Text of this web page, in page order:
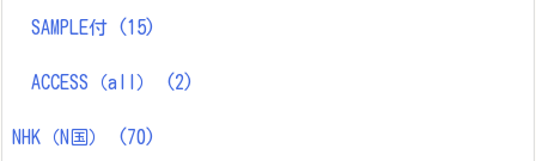
SAMPLE付 (15)
ACCESS（all） (2)
NHK（N国） (70)